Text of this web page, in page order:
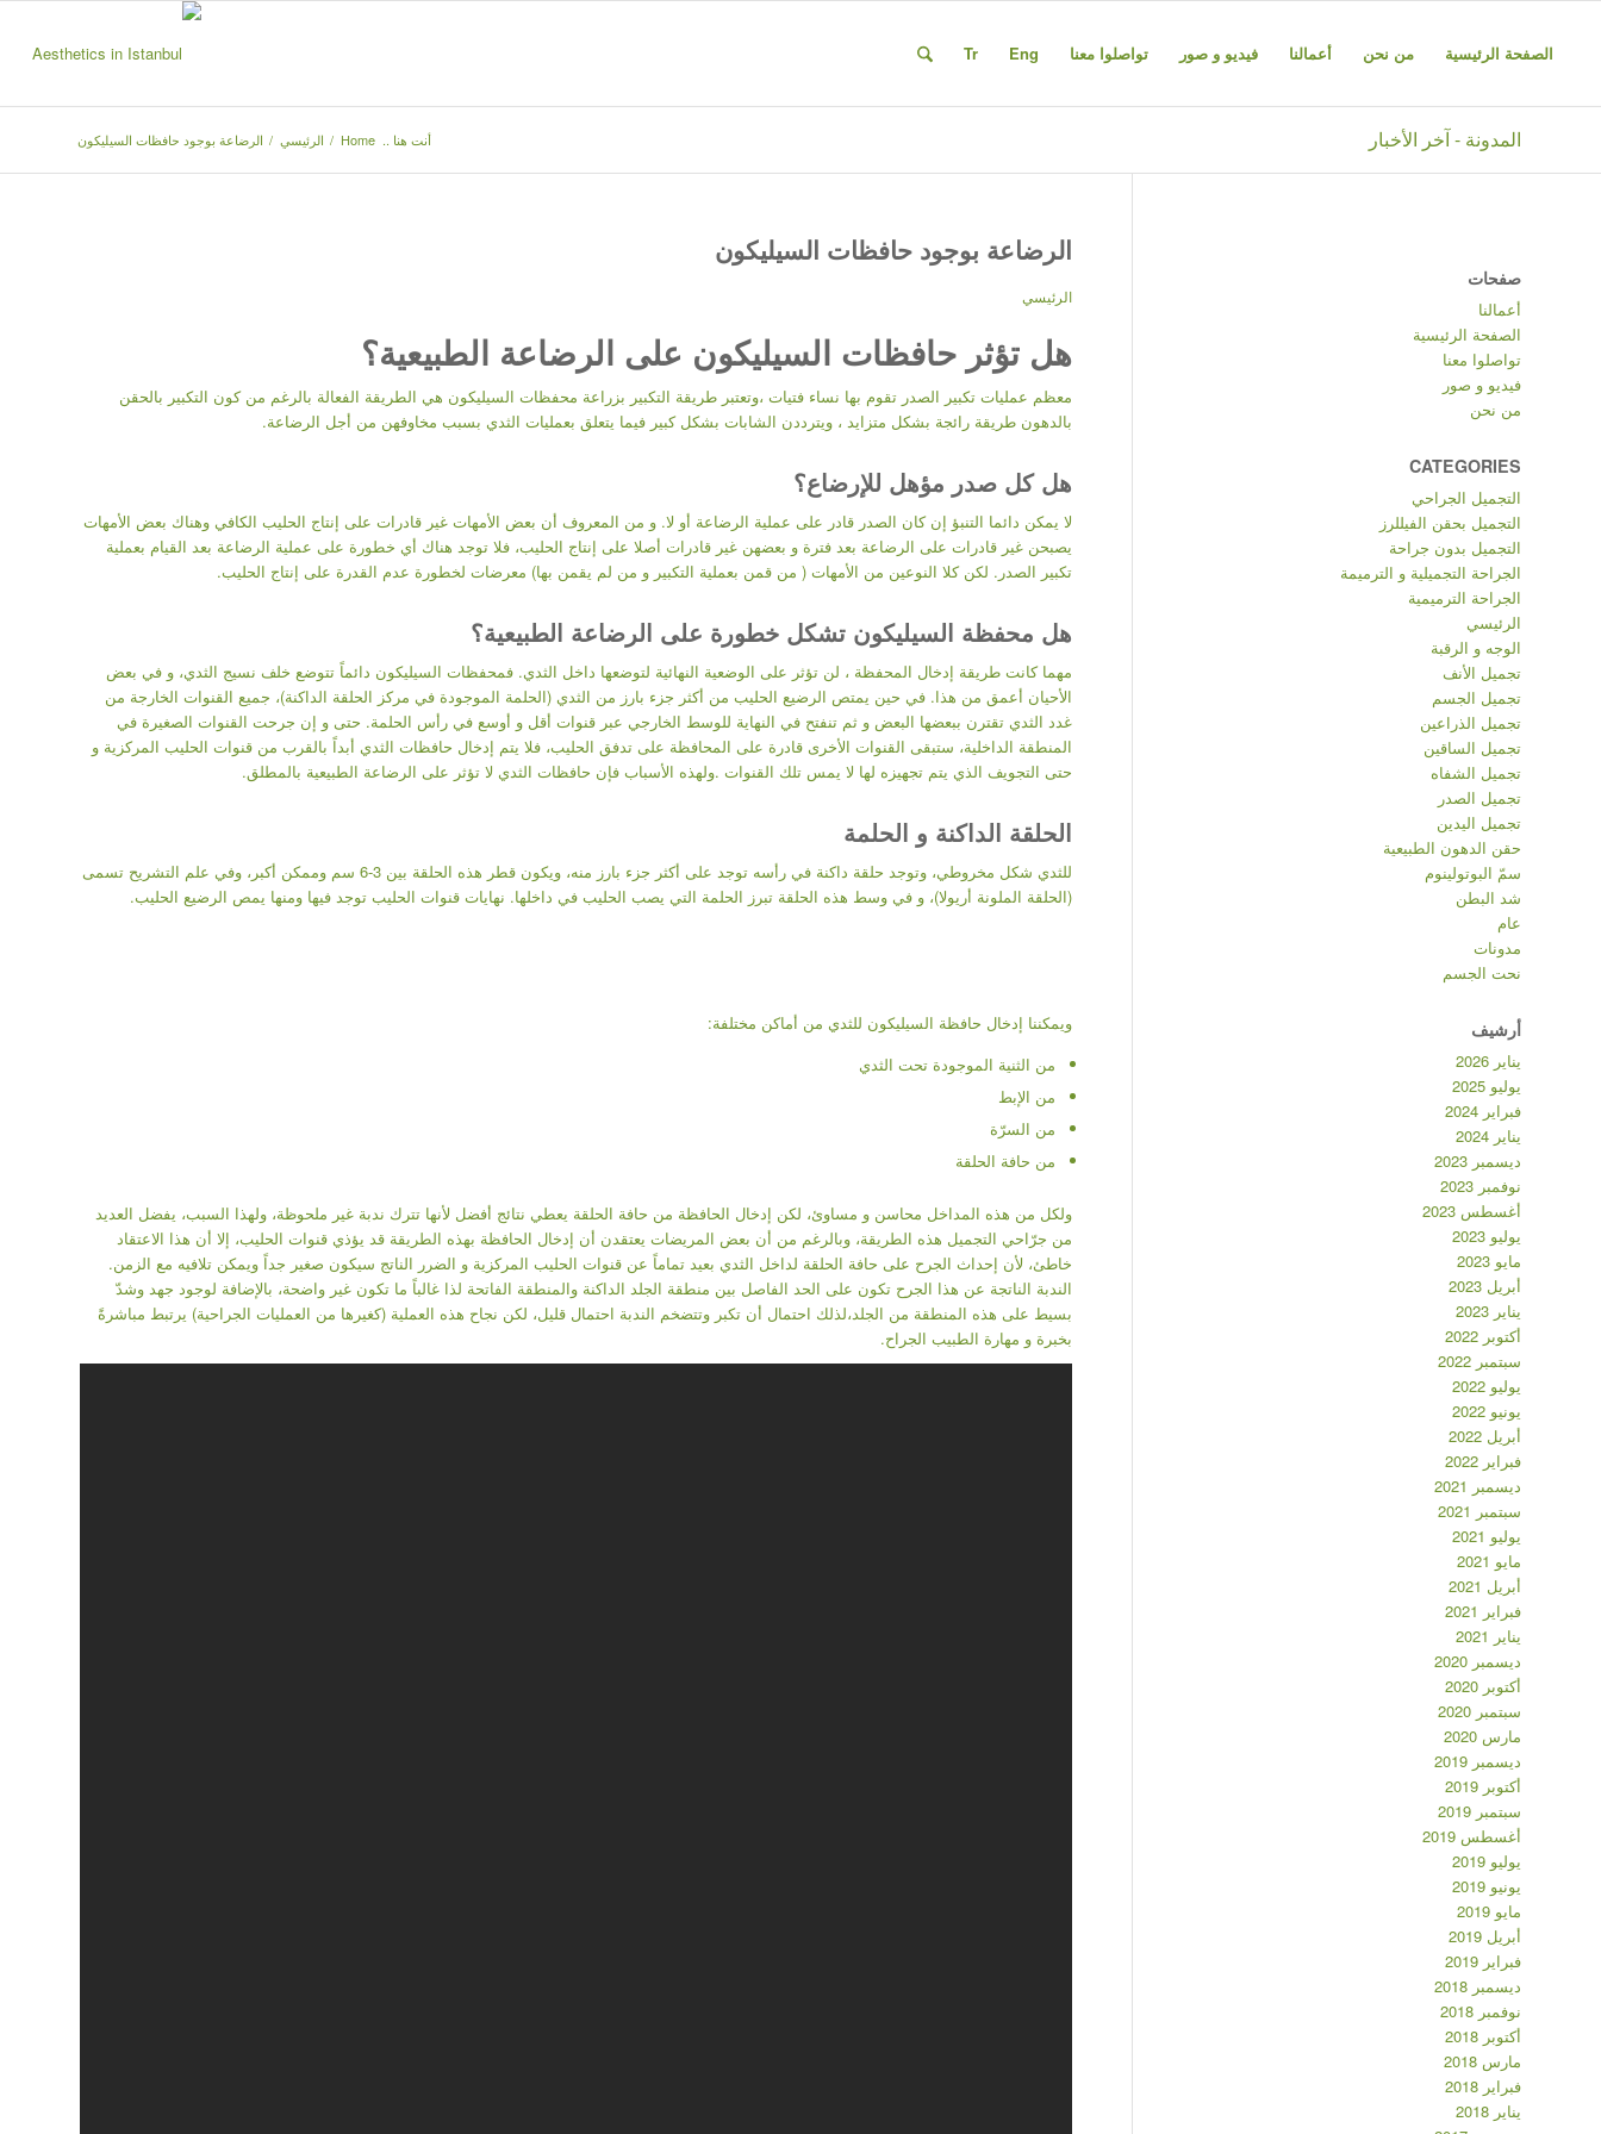
الصفحة الرئيسية من نحن أعمالنا فيديو و صور تواصلوا معنا Eng
Tr
المدونة - آخر الأخبار أنت هنا .. Home
/ الرئيسي / الرضاعة بوجود حافظات السيليكون
الرضاعة بوجود حافظات السيليكون
الرئيسي
هل تؤثر حافظات السيليكون على الرضاعة الطبيعية؟
معظم عمليات تكبير الصدر تقوم بها نساء فتيات ،وتعتبر طريقة التكبير بزراعة محفظات السيليكون هي الطريقة الفعالة بالرغم من كون التكبير بالحقن
بالدهون طريقة رائجة بشكل متزايد ، ويترددن الشابات بشكل كبير فيما يتعلق بعمليات الثدي بسبب مخاوفهن من أجل الرضاعة.
هل كل صدر مؤهل للإرضاع؟
لا يمكن دائما التنبؤ إن كان الصدر قادر على عملية الرضاعة أو لا. و من المعروف أن بعض الأمهات غير قادرات على إنتاج الحليب الكافي وهناك بعض الأمهات
يصبحن غير قادرات على الرضاعة بعد فترة و بعضهن غير قادرات أصلا على إنتاج الحليب، فلا توجد هناك أي خطورة على عملية الرضاعة بعد القيام بعملية
تكبير الصدر. لكن كلا النوعين من الأمهات ( من قمن بعملية التكبير و من لم يقمن بها) معرضات لخطورة عدم القدرة على إنتاج الحليب.
هل محفظة السيليكون تشكل خطورة على الرضاعة الطبيعية؟
مهما كانت طريقة إدخال المحفظة ، لن تؤثر على الوضعية النهائية لتوضعها داخل الثدي. فمحفظات السيليكون دائماً تتوضع خلف نسيج الثدي، و في بعض
الأحيان أعمق من هذا. في حين يمتص الرضيع الحليب من أكثر جزء بارز من الثدي (الحلمة الموجودة في مركز الحلقة الداكنة)، جميع القنوات الخارجة من
غدد الثدي تقترن ببعضها البعض و ثم تنفتح في النهاية للوسط الخارجي عبر قنوات أقل و أوسع في رأس الحلمة. حتى و إن جرحت القنوات الصغيرة في
المنطقة الداخلية، ستبقى القنوات الأخرى قادرة على المحافظة على تدفق الحليب، فلا يتم إدخال حافظات الثدي أبداً بالقرب من قنوات الحليب المركزية و
حتى التجويف الذي يتم تجهيزه لها لا يمس تلك القنوات .ولهذه الأسباب فإن حافظات الثدي لا تؤثر على الرضاعة الطبيعية بالمطلق.
الحلقة الداكنة و الحلمة
للثدي شكل مخروطي، وتوجد حلقة داكنة في رأسه توجد على أكثر جزء بارز منه، ويكون قطر هذه الحلقة بين 3-6 سم وممكن أكبر، وفي علم التشريح تسمى
(الحلقة الملونة أريولا)، و في وسط هذه الحلقة تبرز الحلمة التي يصب الحليب في داخلها. نهايات قنوات الحليب توجد فيها ومنها يمص الرضيع الحليب.
ويمكننا إدخال حافظة السيليكون للثدي من أماكن مختلفة:
من الثنية الموجودة تحت الثدي
من الإبط
من السرّة
من حافة الحلقة
ولكل من هذه المداخل محاسن و مساوئ، لكن إدخال الحافظة من حافة الحلقة يعطي نتائج أفضل لأنها تترك ندبة غير ملحوظة، ولهذا السبب، يفضل العديد
من جرّاحي التجميل هذه الطريقة، وبالرغم من أن بعض المريضات يعتقدن أن إدخال الحافظة بهذه الطريقة قد يؤذي قنوات الحليب، إلا أن هذا الاعتقاد
خاطئ، لأن إحداث الجرح على حافة الحلقة لداخل الثدي بعيد تماماً عن قنوات الحليب المركزية و الضرر الناتج سيكون صغير جداً ويمكن تلافيه مع الزمن.
الندبة الناتجة عن هذا الجرح تكون على الحد الفاصل بين منطقة الجلد الداكنة والمنطقة الفاتحة لذا غالباً ما تكون غير واضحة، بالإضافة لوجود جهد وشدّ
بسيط على هذه المنطقة من الجلد،لذلك احتمال أن تكبر وتتضخم الندبة احتمال قليل، لكن نجاح هذه العملية (كغيرها من العمليات الجراحية) يرتبط مباشرةً
بخبرة و مهارة الطبيب الجراح.
صفحات
أعمالنا
الصفحة الرئيسية
تواصلوا معنا
فيديو و صور
من نحن
CATEGORIES
التجميل الجراحي
التجميل بحقن الفيللرز
التجميل بدون جراحة
الجراحة التجميلية و الترميمة
الجراحة الترميمية
الرئيسي
الوجه و الرقبة
تجميل الأنف
تجميل الجسم
تجميل الذراعين
تجميل الساقين
تجميل الشفاه
تجميل الصدر
تجميل اليدين
حقن الدهون الطبيعية
سمّ البوتولينوم
شد البطن
عام
مدونات
نحت الجسم
أرشيف
يناير 2026
يوليو 2025
فبراير 2024
يناير 2024
ديسمبر 2023
نوفمبر 2023
أغسطس 2023
يوليو 2023
مايو 2023
أبريل 2023
يناير 2023
أكتوبر 2022
سبتمبر 2022
يوليو 2022
يونيو 2022
أبريل 2022
فبراير 2022
ديسمبر 2021
سبتمبر 2021
يوليو 2021
مايو 2021
أبريل 2021
فبراير 2021
يناير 2021
ديسمبر 2020
أكتوبر 2020
سبتمبر 2020
مارس 2020
ديسمبر 2019
أكتوبر 2019
سبتمبر 2019
أغسطس 2019
يوليو 2019
يونيو 2019
مايو 2019
أبريل 2019
فبراير 2019
ديسمبر 2018
نوفمبر 2018
أكتوبر 2018
مارس 2018
فبراير 2018
يناير 2018